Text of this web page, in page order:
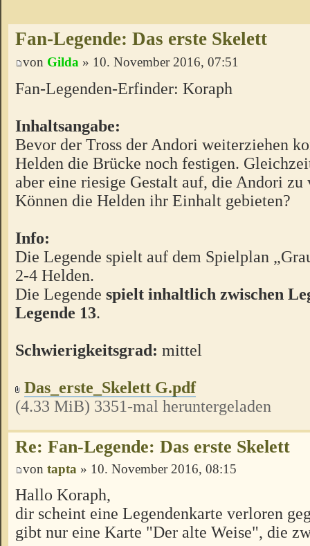
Fan-Legende: Das erste Skelett
von Gilda » 10. November 2016, 07:51
Fan-Legenden-Erfinder: Koraph
Inhaltsangabe:
Bevor der Tross der Andori weiterziehen
Helden die Brücke noch festigen.
aber eine riesige Gestalt auf, die Andori zu
Können die Helden ihr Einhalt gebieten?
Info:
Die Legende spielt auf dem Spielplan
2-4 Helden.
Die Legende spielt inhaltlich zwischen
Legende 13.
Schwierigkeitsgrad: mittel
Das_erste_Skelett G.pdf
(4.33 MiB) 3351-mal heruntergeladen
Re: Fan-Legende: Das erste Skelett
von tapta » 10. November 2016, 08:15
Hallo Koraph,
dir scheint eine Legendenkarte verloren
gibt nur eine Karte "Der alte Weise", die